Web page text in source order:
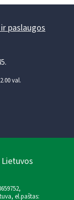
paslaugos
val.
el.paštas: